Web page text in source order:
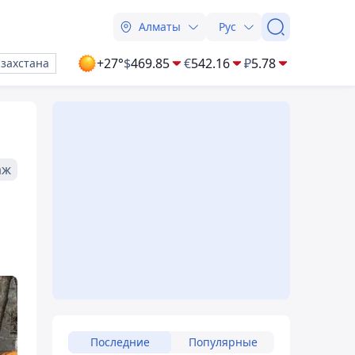
Алматы Рус
+27°$469.85 €542.16 ₽5.78
Последние Популярные